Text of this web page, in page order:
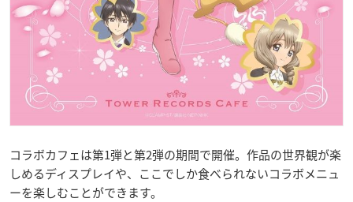
コラボカフェは第1弾と第2弾の期間で開催。作品の世界観が楽
しめるディスプレイや、ここでしか食べられないコラボメニュ
ーを楽しむことができます。